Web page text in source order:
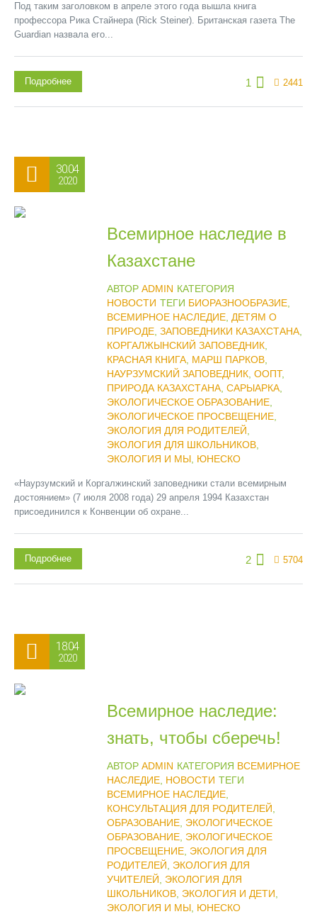
Под таким заголовком в апреле этого года вышла книга
профессора Рика Стайнера (Rick Steiner). Британская газета The
Guardian назвала его...
1 2441
Подробнее
30.04
2020
Всемирное наследие в
Казахстане
АВТОР ADMIN КАТЕГОРИЯ
НОВОСТИ ТЕГИ БИОРАЗНООБРАЗИЕ,
ВСЕМИРНОЕ НАСЛЕДИЕ, ДЕТЯМ О
ПРИРОДЕ, ЗАПОВЕДНИКИ КАЗАХСТАНА,
КОРГАЛЖЫНСКИЙ ЗАПОВЕДНИК,
КРАСНАЯ КНИГА, МАРШ ПАРКОВ,
НАУРЗУМСКИЙ ЗАПОВЕДНИК, ООПТ,
ПРИРОДА КАЗАХСТАНА, САРЫАРКА,
ЭКОЛОГИЧЕСКОЕ ОБРАЗОВАНИЕ,
ЭКОЛОГИЧЕСКОЕ ПРОСВЕЩЕНИЕ,
ЭКОЛОГИЯ ДЛЯ РОДИТЕЛЕЙ
ЭКОЛОГИЯ ДЛЯ ШКОЛЬНИКОВ,
ЭКОЛОГИЯ И МЫ, ЮНЕСКО
«Наурзумский и Коргалжинский заповедники стали всемирным
достоянием» (7 июля 2008 года) 29 апреля 1994 Казахстан
присоединился к Конвенции об охране...
2 5704
Подробнее
18.04
2020
Всемирное наследие:
знать, чтобы сберечь!
АВТОР ADMIN КАТЕГОРИЯ ВСЕМИРНОЕ
НАСЛЕДИЕ, НОВОСТИ ТЕГИ
ВСЕМИРНОЕ НАСЛЕДИЕ,
КОНСУЛЬТАЦИЯ ДЛЯ РОДИТЕЛЕЙ
ОБРАЗОВАНИЕ, ЭКОЛОГИЧЕСКОЕ
ОБРАЗОВАНИЕ, ЭКОЛОГИЧЕСКОЕ
ПРОСВЕЩЕНИЕ, ЭКОЛОГИЯ ДЛЯ
РОДИТЕЛЕЙ
ЭКОЛОГИЯ ДЛЯ
УЧИТЕЛЕЙ
ЭКОЛОГИЯ ДЛЯ
ШКОЛЬНИКОВ, ЭКОЛОГИЯ И ДЕТИ
ЭКОЛОГИЯ И МЫ, ЮНЕСКО